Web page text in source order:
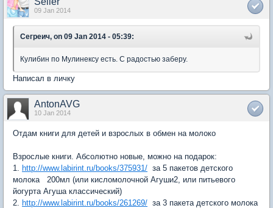
09 Jan 2014
Сегреич, on 09 Jan 2014 - 05:39:
Кулибин по Мулинексу есть. С радостью заберу.
Написал в личку
AntonAVG
10 Jan 2014
Отдам книги для детей и взрослых в обмен на молоко
Взрослые книги. Абсолютно новые, можно на подарок:
1. http://www.labirint.ru/books/375931/ за 5 пакетов детского
молока 200мл (или кисломолочной Агуши2, или питьевого
йогурта Агуша классический)
2. http://www.labirint.ru/books/261269/ за 3 пакета детского молока